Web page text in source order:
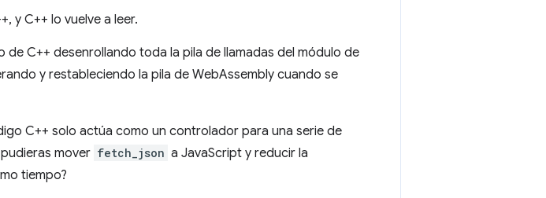
y C++ lo vuelve a leer.
de C++ desenrollando toda la pila de llamadas del módulo de
y restableciendo la pila de WebAssembly cuando se
C++ solo actúa como un controlador para una serie de
mover fetch_json a JavaScript y reducir la
tiempo?